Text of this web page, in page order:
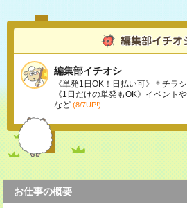
編集部イチオシ
《単発1日OK！日払い可》＊チラ
《1日だけの単発もOK》イベント
など (8/7UP!)
お仕事の概要